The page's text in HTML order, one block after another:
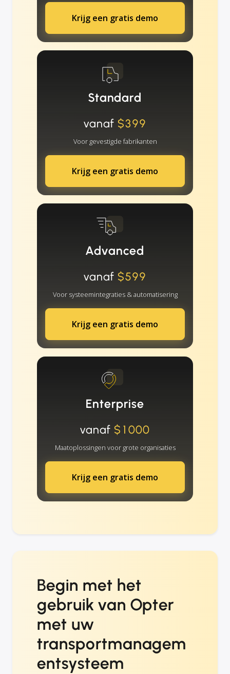
Krijg een gratis demo
Standard
vanaf $399
Voor gevestigde fabrikanten
Krijg een gratis demo
Advanced
vanaf $599
Voor systeemintegraties & automatisering
Krijg een gratis demo
Enterprise
vanaf $1000
Maatoplossingen voor grote organisaties
Krijg een gratis demo
Begin met het
gebruik van Opter
met uw
transportmanagem
entsysteem